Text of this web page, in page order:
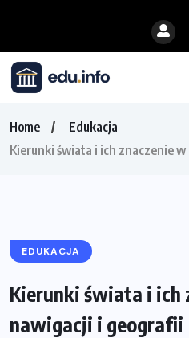
Home
Edukacja
Kierunki świata i ich znaczenie
EDUKACJA
Kierunki świata i ich
nawigacji i geografii